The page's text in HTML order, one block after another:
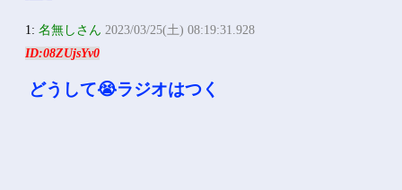
1:名無しさん 2023/03/25(土) 08:19:31.928
ID:08ZUjsYv0
どうして😭ラジオはつく